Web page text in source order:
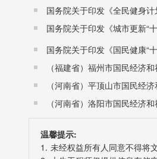
全年全市邮政业务总
全年全市接待游客580
八、 财政、金融和
全年全市实现公共预算
25.9%，一般公共预算支
年末全市金融机构本外
上年增长9.8%。金融机
年末全市国税税收收入
九、教育、文化和卫
温馨提示:
1. 未经权益所有人同意不得将